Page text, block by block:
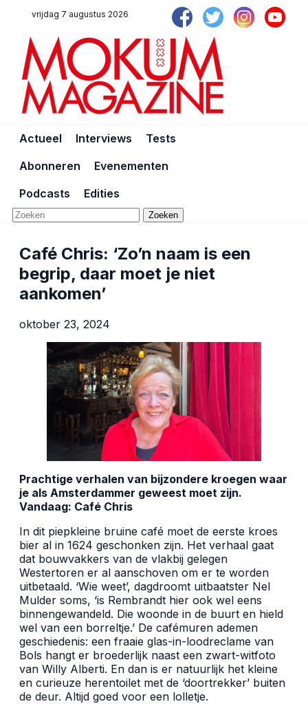
vrijdag 7 augustus 2026
Actueel Interviews
Tests
Abonneren
Evenementen
Podcasts
Edities
Zoeken
Café Chris: ‘Zo’n naam is een
begrip, daar moet je niet
aankomen’
oktober 23, 2024
Prachtige verhalen van bijzondere kroegen waar
je als Amsterdammer geweest moet zijn.
Vandaag: Café Chris
In dit piepkleine bruine café moet de eerste kroes
bier al in 1624 geschonken zijn. Het verhaal gaat
dat bouwvakkers van de vlakbij gelegen
Westertoren er al aanschoven om er te worden
uitbetaald. ‘Wie weet’, dagdroomt uitbaatster Nel
Mulder soms, ‘is Rembrandt hier ook wel eens
binnengewandeld. Die woonde in de buurt en hield
wel van een borreltje.’ De cafémuren ademen
geschiedenis: een fraaie glas-in-loodreclame van
Bols hangt er broederlijk naast een zwart-witfoto
van Willy Alberti. En dan is er natuurlijk het kleine
en curieuze herentoilet met de ‘doortrekker’ buiten
de deur. Altijd goed voor een lolletje.